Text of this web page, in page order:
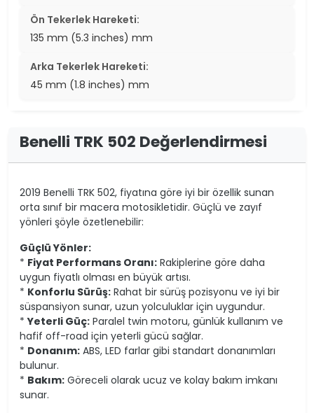
Ön Tekerlek Hareketi:
135 mm (5.3 inches) mm
Arka Tekerlek Hareketi:
45 mm (1.8 inches) mm
Benelli TRK 502 Değerlendirmesi
2019 Benelli TRK 502, fiyatına göre iyi bir özellik sunan
orta sınıf bir macera motosikletidir. Güçlü ve zayıf
yönleri şöyle özetlenebilir:
Güçlü Yönler:
* Fiyat Performans Oranı: Rakiplerine göre daha
uygun fiyatlı olması en büyük artısı.
* Konforlu Sürüş: Rahat bir sürüş pozisyonu ve iyi bir
süspansiyon sunar, uzun yolculuklar için uygundur.
*Yeterli Güç: Paralel twin motoru, günlük kullanım ve
hafif off-road için yeterli gücü sağlar.
* Donanım: ABS, LED farlar gibi standart donanımları
bulunur.
* Bakım: Göreceli olarak ucuz ve kolay bakım imkanı
sunar.